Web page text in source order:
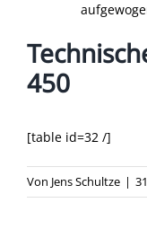
450
[table id=32 /]
Von Jens Schultze |